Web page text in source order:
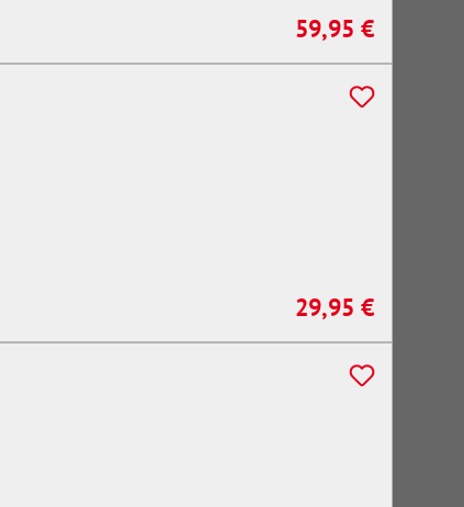
Regulärer Preis:
59,95 €
Regulärer Preis:
29,95 €